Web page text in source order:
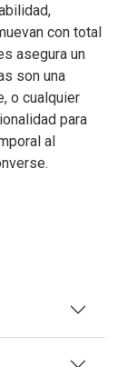
con total
asegura un
son una
o cualquier
para
al